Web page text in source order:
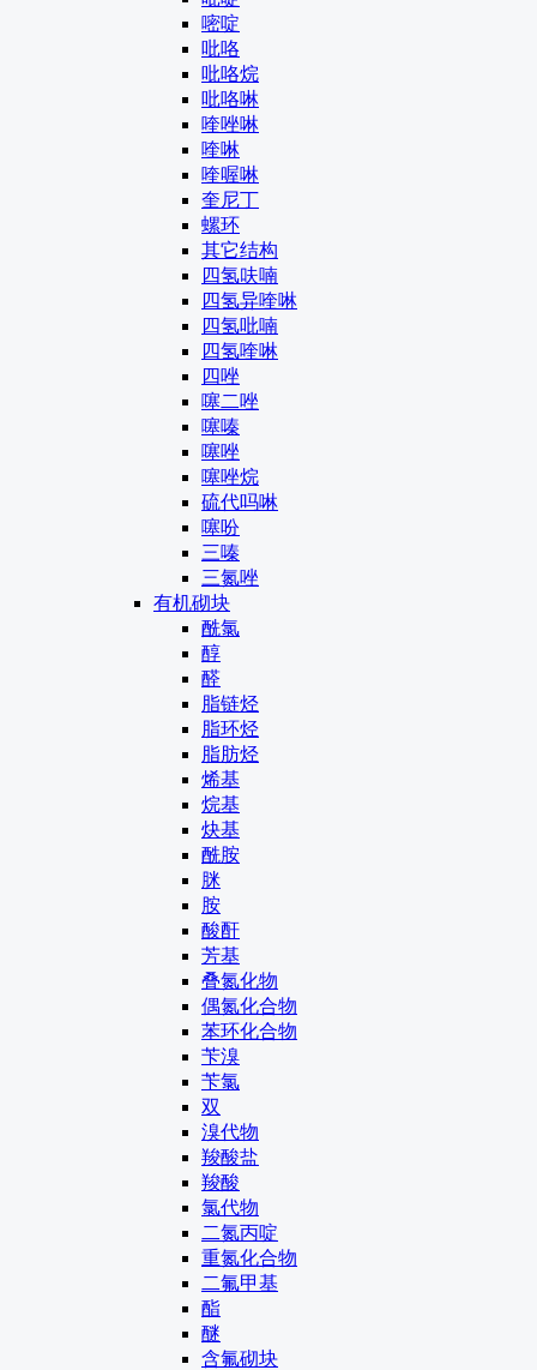
嘧啶
吡咯
吡咯烷
吡咯啉
喹唑啉
喹啉
喹喔啉
奎尼丁
螺环
其它结构
四氢呋喃
四氢异喹啉
四氢吡喃
四氢喹啉
四唑
噻二唑
噻嗪
噻唑
噻唑烷
硫代吗啉
噻吩
三嗪
三氮唑
有机砌块
酰氯
醇
醛
脂链烃
脂环烃
脂肪烃
烯基
烷基
炔基
酰胺
脒
胺
酸酐
芳基
叠氮化物
偶氮化合物
苯环化合物
苄溴
苄氯
双
溴代物
羧酸盐
羧酸
氯代物
二氮丙啶
重氮化合物
二氟甲基
酯
醚
含氟砌块